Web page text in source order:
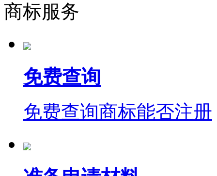
商标服务
免费查询
免费查询商标能否注册